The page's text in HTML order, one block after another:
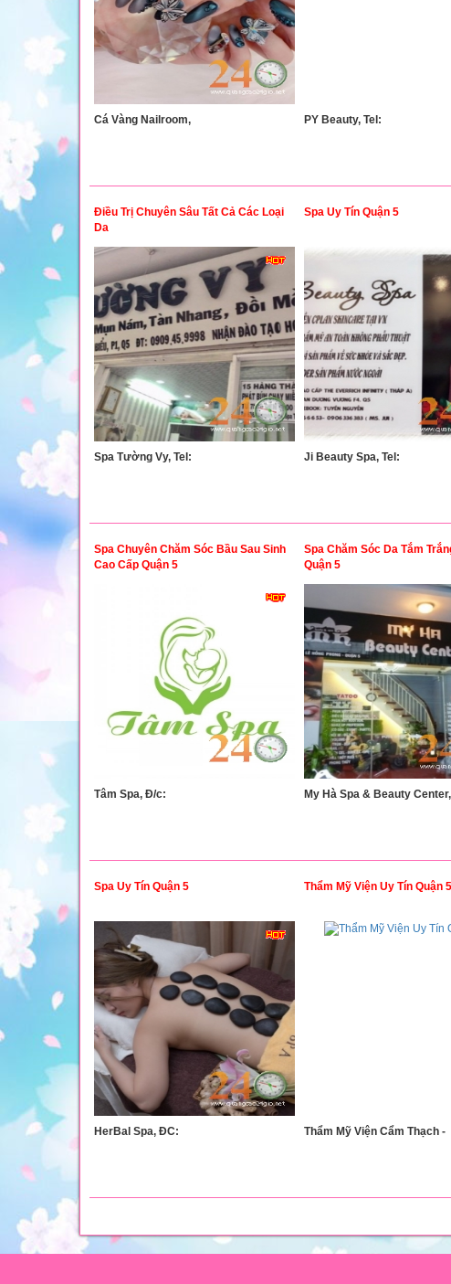
Cá Vàng Nailroom, PY Beauty, Tel:
Điều Trị Chuyên Sâu Tất Cả Các Loại
Da
Spa Tường Vy, Tel:
Spa Uy Tín Quận 5
Ji Beauty Spa, Tel:
Spa Chuyên Chăm Sóc Bầu Sau Sinh
Cao Cấp Quận 5
Tâm Spa, Đ/c:
Spa Chăm Sóc Da Tắm
Quận 5
My Hà Spa & Beauty Center,
Spa Uy Tín Quận 5
HerBal Spa, ĐC:
Thẩm Mỹ Viện Uy Tín Quận 5
Thẩm Mỹ Viện Cẩm Thạch -